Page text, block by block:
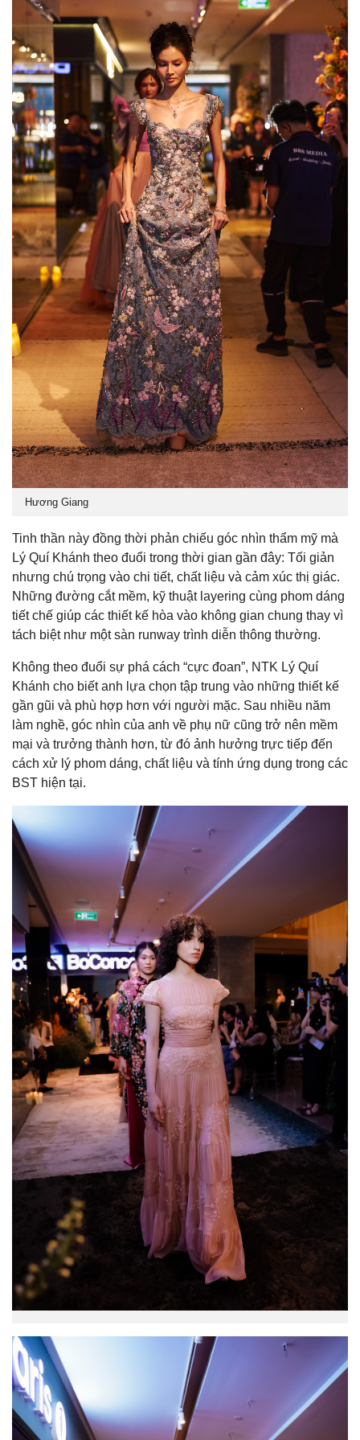
Hương Giang
Tinh thần này đồng thời phản chiếu góc nhìn thẩm mỹ mà
Lý Quí Khánh theo đuổi trong thời gian gần đây: Tối giản
nhưng chú trọng vào chi tiết, chất liệu và cảm xúc thị giác.
Những đường cắt mềm, kỹ thuật layering cùng phom dáng
tiết chế giúp các thiết kế hòa vào không gian chung thay vì
tách biệt như một sàn runway trình diễn thông thường.
Không theo đuổi sự phá cách “cực đoan”, NTK Lý Quí
Khánh cho biết anh lựa chọn tập trung vào những thiết kế
gần gũi và phù hợp hơn với người mặc. Sau nhiều năm
làm nghề, góc nhìn của anh về phụ nữ cũng trở nên mềm
mại và trưởng thành hơn, từ đó ảnh hưởng trực tiếp đến
cách xử lý phom dáng, chất liệu và tính ứng dụng trong các
BST hiện tại.